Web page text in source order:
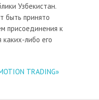
Узбекистан.
быть принято
присоединения к
либо его
TRADING»